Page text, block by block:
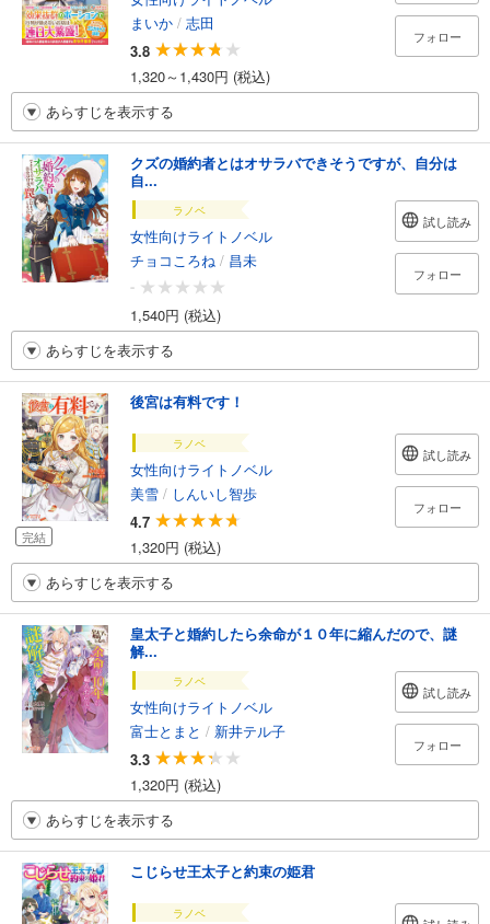
まいか / 志田
3.8
1,320～1,430円 (税込)
フォロー
あらすじを表示する
クズの婚約者とはオサラバできそうですが、自分は
自...
ラノベ
女性向けライトノベル
チョコころね / 昌未
-
1,540円 (税込)
試し読み
フォロー
あらすじを表示する
完結
後宮は有料です！
ラノベ
女性向けライトノベル
美雪 / しんいし智歩
4.7
1,320円 (税込)
試し読み
フォロー
あらすじを表示する
皇太子と婚約したら余命が１０年に縮んだので、謎
解...
ラノベ
女性向けライトノベル
富士とまと / 新井テル子
3.3
1,320円 (税込)
試し読み
フォロー
あらすじを表示する
こじらせ王太子と約束の姫君
ラノベ